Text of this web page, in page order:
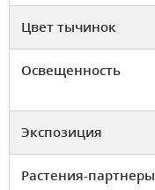
Цвет тычинок
Освещенность
Экспозиция
Растения-партнеры